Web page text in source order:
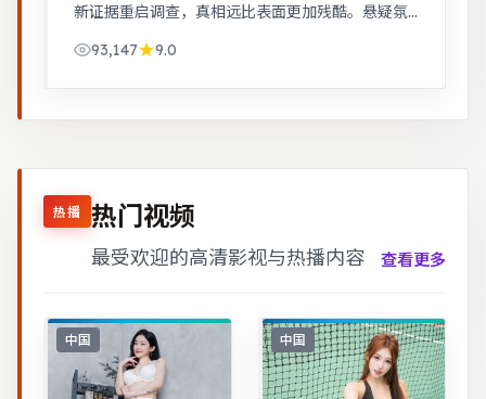
新证据重启调查，真相远比表面更加残酷。悬疑氛
93,147
9.0
热播 热门视频
最受欢迎的高清影视与热播内容 查看更多
中国 中国